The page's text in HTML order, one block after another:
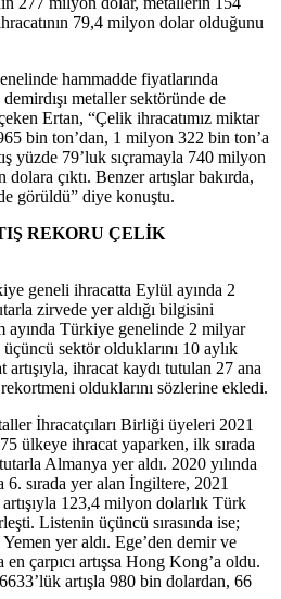
79,4 milyon dolar olduğunu
hammadde fiyatlarında
metaller sektöründe de
Ertan, “Çelik ihracatımız miktar
bin ton’dan, 1 milyon 322 bin ton’a
yüzde 79’luk sıçramayla 740 milyon
çıktı. Benzer artışlar bakırda,
görüldü” diye konuştu.
REKORU ÇELİK
geneli ihracatta Eylül ayında 2
zirvede yer aldığı bilgisini
ayında Türkiye genelinde 2 milyar
sektör olduklarını 10 aylık
ihracat kaydı tutulan 27 ana
olduklarını sözlerine ekledi.
İhracatçıları Birliği üyeleri 2021
ülkeye ihracat yaparken, ilk sırada
Almanya yer aldı. 2020 yılında
sırada yer alan İngiltere, 2021
123,4 milyon dolarlık Türk
Listenin üçüncü sırasında ise;
yer aldı. Ege’den demir ve
en çarpıcı artışsa Hong Kong’a oldu.
artışla 980 bin dolardan, 66